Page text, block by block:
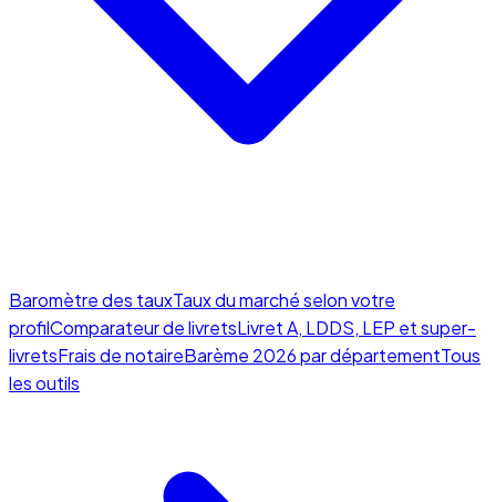
Baromètre des tauxTaux du marché selon votre
profilComparateur de livretsLivret A, LDDS, LEP et super-
livretsFrais de notaireBarème 2026 par départementTous
les outils